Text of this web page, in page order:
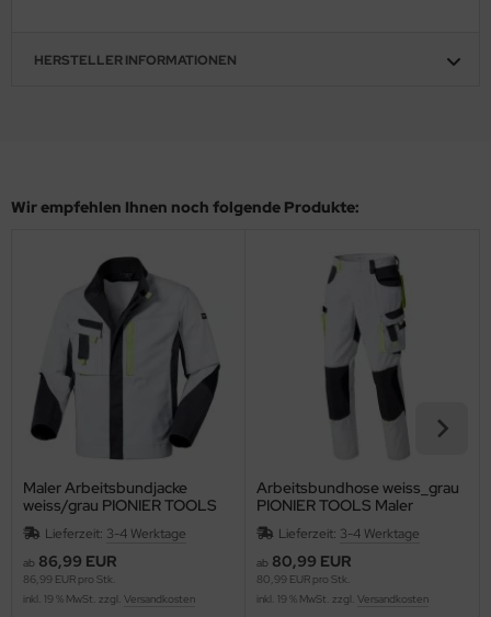
HERSTELLER INFORMATIONEN
Wir empfehlen Ihnen noch folgende Produkte:
Maler Arbeitsbundjacke
weiss/grau PIONIER TOOLS
Lieferzeit: 3-4 Werktage
ab 86,99 EUR
86,99 EUR pro Stk.
inkl. 19 % MwSt. zzgl. Versandkosten
Arbeitsbundhose weiss_grau
PIONIER TOOLS Maler
Lieferzeit: 3-4 Werktage
ab 80,99 EUR
80,99 EUR pro Stk.
inkl. 19 % MwSt. zzgl. Versandkosten